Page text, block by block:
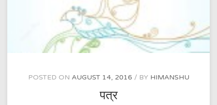
POSTED ON AUGUST 14, 2016 BY HIMANSHU
पत्र